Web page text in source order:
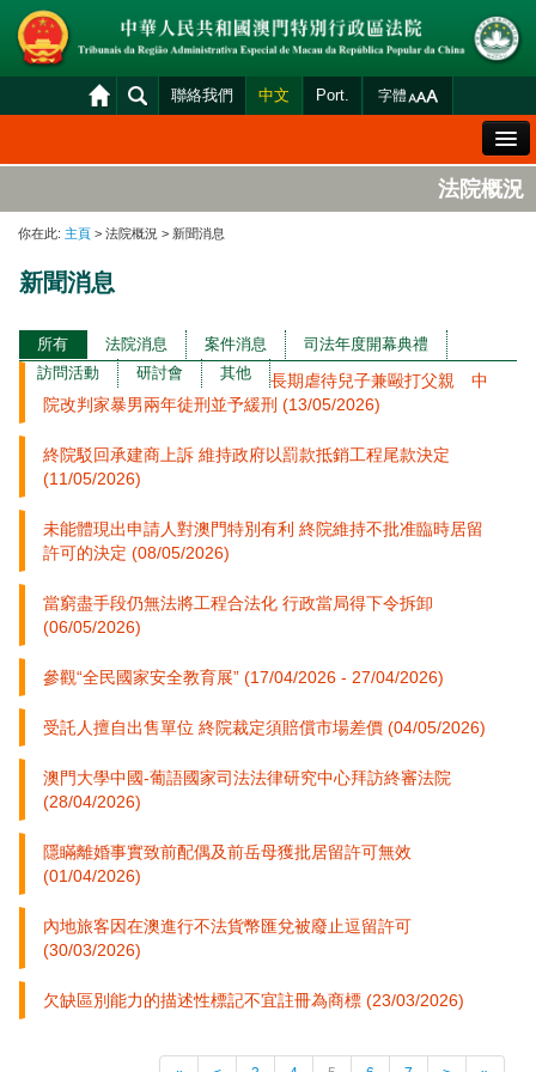
聯絡我們 中文 Port. 字體
法院概況
案件分發及排期
司法變賣
統計資料
財產申報查閱
下載區
法院電子平台
法院概況
你在此: 主頁 > 法院概況 > 新聞消息
新聞消息
所有 法院消息 案件消息
司法年度開幕典禮
訪問活動
研討會 其他
長期虐待兒子兼毆打父親 中
院改判家暴男兩年徒刑並予緩刑 (13/05/2026)
終院駁回承建商上訴 維持政府以罰款抵銷工程尾款決定
(11/05/2026)
未能體現出申請人對澳門特別有利 終院維持不批准臨時居留
許可的決定 (08/05/2026)
當窮盡手段仍無法將工程合法化 行政當局得下令拆卸
(06/05/2026)
參觀“全民國家安全教育展” (17/04/2026 - 27/04/2026)
受託人擅自出售單位 終院裁定須賠償市場差價 (04/05/2026)
澳門大學中國-葡語國家司法法律研究中心拜訪終審法院
(28/04/2026)
隱瞞離婚事實致前配偶及前岳母獲批居留許可無效
(01/04/2026)
內地旅客因在澳進行不法貨幣匯兌被廢止逗留許可
(30/03/2026)
欠缺區別能力的描述性標記不宜註冊為商標 (23/03/2026)